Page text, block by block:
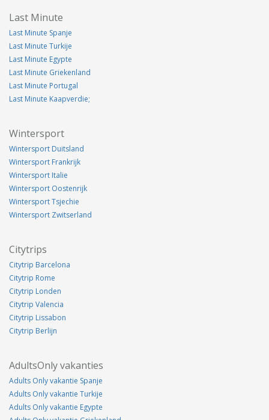
Last Minute
Last Minute Spanje
Last Minute Turkije
Last Minute Egypte
Last Minute Griekenland
Last Minute Portugal
Last Minute Kaapverdie;
Wintersport
Wintersport Duitsland
Wintersport Frankrijk
Wintersport Italie
Wintersport Oostenrijk
Wintersport Tsjechie
Wintersport Zwitserland
Citytrips
Citytrip Barcelona
Citytrip Rome
Citytrip Londen
Citytrip Valencia
Citytrip Lissabon
Citytrip Berlijn
AdultsOnly vakanties
Adults Only vakantie Spanje
Adults Only vakantie Turkije
Adults Only vakantie Egypte